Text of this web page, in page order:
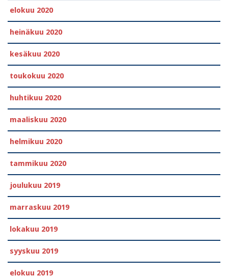
elokuu 2020
heinäkuu 2020
kesäkuu 2020
toukokuu 2020
huhtikuu 2020
maaliskuu 2020
helmikuu 2020
tammikuu 2020
joulukuu 2019
marraskuu 2019
lokakuu 2019
syyskuu 2019
elokuu 2019